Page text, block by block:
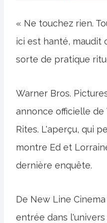
« Ne touchez rien.
ici est hanté, maudit
sorte de pratique
Warner Bros.
annonce officielle de
Rites. L'aperçu, qui
montre Ed et
dernière enquête.
De New Line
entrée dans